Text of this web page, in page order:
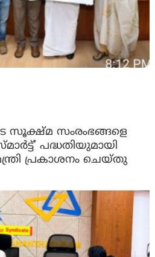
സൂക്ഷ്മ സംരംഭങ്ങളെ
പദ്ധതിയുമായി
പ്രകാശനം ചെയ്തു